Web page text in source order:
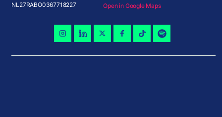
NL27RABO0367718227
Open in Google Maps